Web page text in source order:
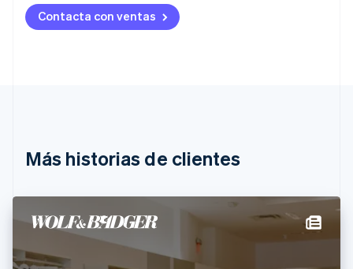
Contacta con ventas
Más historias de clientes
Australia
English
English
Canadá
China continental
简体中文 English
Chipre
Croacia